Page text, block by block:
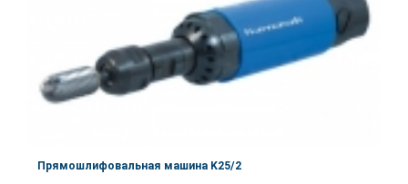
Прямошлифовальная машина K25/2